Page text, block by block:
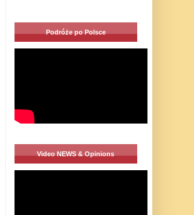
Podróże po Polsce
Video NEWS & Opinions